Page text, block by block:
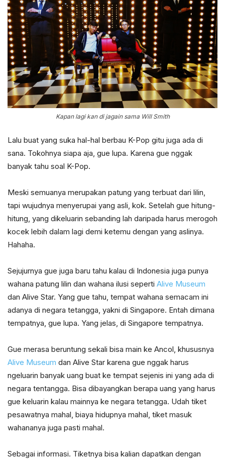
Kapan lagi kan di jagain sama Will Smith
Lalu buat yang suka hal-hal berbau K-Pop gitu juga ada di
sana. Tokohnya siapa aja, gue lupa. Karena gue nggak
banyak tahu soal K-Pop.
Meski semuanya merupakan patung yang terbuat dari lilin,
tapi wujudnya menyerupai yang asli, kok. Setelah gue hitung-
hitung, yang dikeluarin sebanding lah daripada harus merogoh
kocek lebih dalam lagi demi ketemu dengan yang aslinya.
Hahaha.
Sejujurnya gue juga baru tahu kalau di Indonesia juga punya
wahana patung lilin dan wahana ilusi seperti Alive Museum
dan Alive Star. Yang gue tahu, tempat wahana semacam ini
adanya di negara tetangga, yakni di Singapore. Entah dimana
tempatnya, gue lupa. Yang jelas, di Singapore tempatnya.
Gue merasa beruntung sekali bisa main ke Ancol, khususnya
Alive Museum dan Alive Star karena gue nggak harus
ngeluarin banyak uang buat ke tempat sejenis ini yang ada di
negara tentangga. Bisa dibayangkan berapa uang yang harus
gue keluarin kalau mainnya ke negara tetangga. Udah tiket
pesawatnya mahal, biaya hidupnya mahal, tiket masuk
wahananya juga pasti mahal.
Sebagai informasi. Tiketnya bisa kalian dapatkan dengan